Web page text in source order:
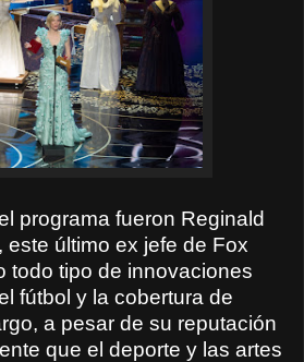
programa fueron Reginald
este último ex jefe de Fox
todo tipo de innovaciones
fútbol y la cobertura de
a pesar de su reputación
que el deporte y las artes